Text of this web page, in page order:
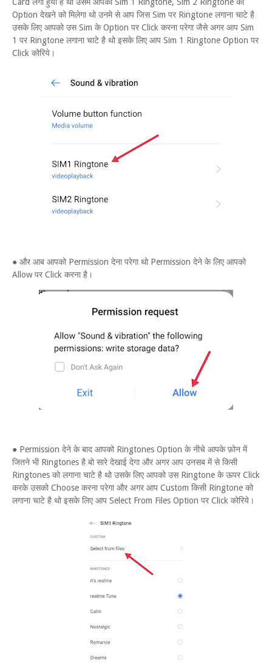
Option देखने को मिलेगा थो उनमे से आप जिस Sim पर Ringtone लगाना चाटे है
उसके लिए आपको उस Sim के Option पर Click करना परेगा जैसे अगर आप Sim
1 पर Ringtone लगाना चाटे है थो इसके लिए आप Sim 1 Ringtone Option पर
Click कोरिये।
● और आब आपको Permission देना परेगा थो Permission देने के लिए आपको
Allow पर Click करना है।
● Permission देने के बाद आपको Ringtones Option के नीचे आपके फ़ोन में
जितने भी Ringtones है बो सारे देखाई देगा और अगर आप उनसब में से किसी
Ringtones को लगाना चाटे है थो उसके लिए आपको उस Ringtone के ऊपर Click
करके उसको Choose करना परेगा और अगर आप Custom किसी Ringtone को
लगाना चाटे है थो इसके लिए आप Select From Files Option पर Click कोरिये।